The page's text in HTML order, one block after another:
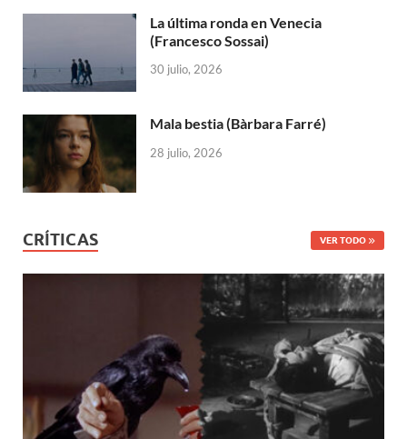
La última ronda en Venecia
(Francesco Sossai)
30 julio, 2026
Mala bestia (Bàrbara Farré)
28 julio, 2026
CRÍTICAS VER TODO